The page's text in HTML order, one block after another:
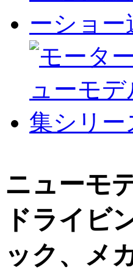
ニューモ
ドライビ
ック、メ